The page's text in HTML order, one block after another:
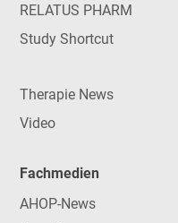
RELATUS PHARM
Study Shortcut
Therapie News
Video
Fachmedien
AHOP-News